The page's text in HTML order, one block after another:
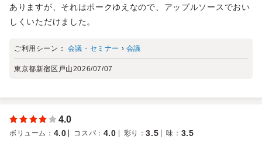
ありますが、それはポークゆえなので、アップルソースでおい
しくいただけました。
ご利用シーン： 会議・セミナー › 会議
東京都新宿区戸山2026/07/07
4.0
ボリューム ： 4.0 コスパ ： 4.0 彩り ：3.5 味 ： 3.5